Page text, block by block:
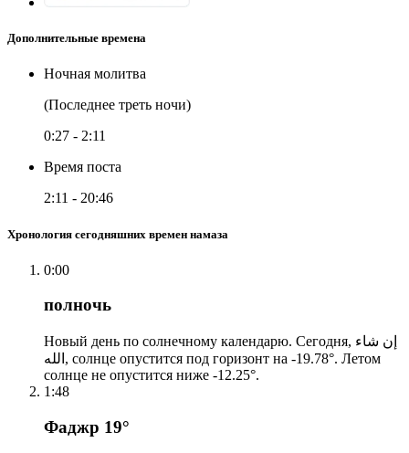
Дополнительные времена
Ночная молитва
(Последнее треть ночи)
0:27 - 2:11
Время поста
2:11 - 20:46
Хронология сегодняшних времен намаза
0:00
полночь
Новый день по солнечному календарю. Сегодня, إن شاء
الله, солнце опустится под горизонт на -19.78°. Летом
солнце не опустится ниже -12.25°.
1:48
Фаджр 19°